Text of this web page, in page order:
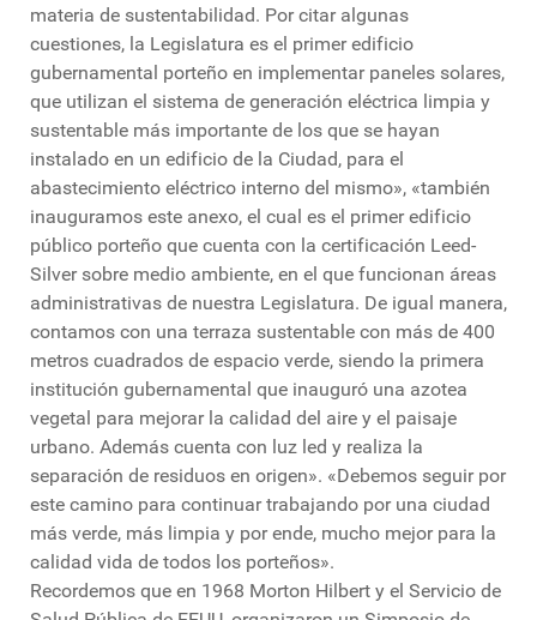
materia de sustentabilidad. Por citar algunas
cuestiones, la Legislatura es el primer edificio
gubernamental porteño en implementar paneles solares,
que utilizan el sistema de generación eléctrica limpia y
sustentable más importante de los que se hayan
instalado en un edificio de la Ciudad, para el
abastecimiento eléctrico interno del mismo», «también
inauguramos este anexo, el cual es el primer edificio
público porteño que cuenta con la certificación Leed-
Silver sobre medio ambiente, en el que funcionan áreas
administrativas de nuestra Legislatura. De igual manera,
contamos con una terraza sustentable con más de 400
metros cuadrados de espacio verde, siendo la primera
institución gubernamental que inauguró una azotea
vegetal para mejorar la calidad del aire y el paisaje
urbano. Además cuenta con luz led y realiza la
separación de residuos en origen». «Debemos seguir por
este camino para continuar trabajando por una ciudad
más verde, más limpia y por ende, mucho mejor para la
calidad vida de todos los porteños».
Recordemos que en 1968 Morton Hilbert y el Servicio de